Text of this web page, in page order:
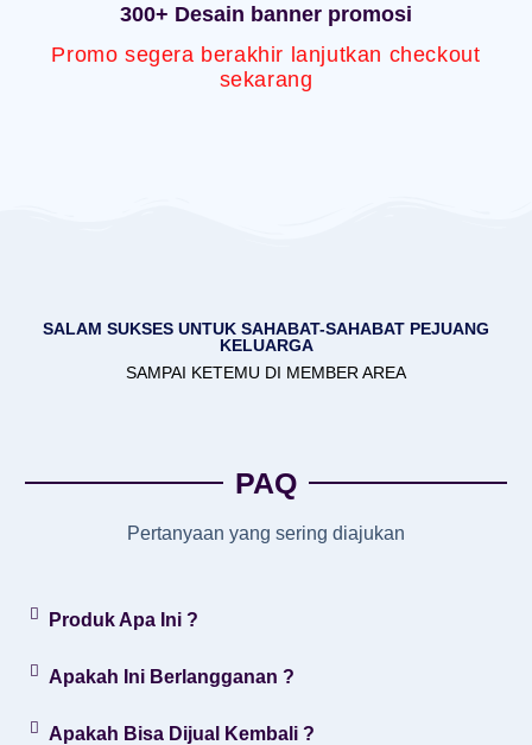
300+ Desain banner promosi
Promo segera berakhir lanjutkan checkout
sekarang
SALAM SUKSES UNTUK SAHABAT-SAHABAT PEJUANG
KELUARGA
SAMPAI KETEMU DI MEMBER AREA
PAQ
Pertanyaan yang sering diajukan
Produk Apa Ini ?
Apakah Ini Berlangganan ?
Apakah Bisa Dijual Kembali ?